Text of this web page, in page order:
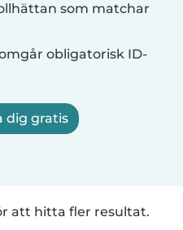
som matchar
obligatorisk ID-
dig gratis
att hitta fler resultat.